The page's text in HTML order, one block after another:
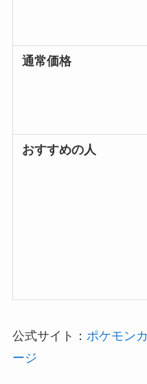
通常価格
おすすめの人
公式サイト： ポケモン
ージ